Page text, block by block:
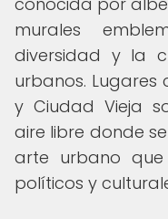
murales
diversidad y la
urbanos. Lugares
y Ciudad Vieja
aire libre donde
arte urbano
políticos y